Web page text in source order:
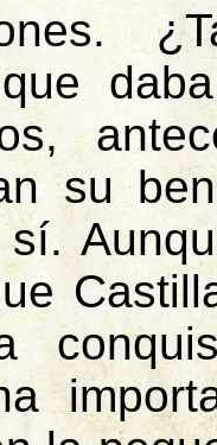
su